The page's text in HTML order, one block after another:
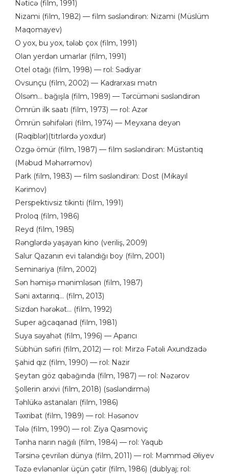
Nəticə (film, 1991)
Nizami (film, 1982) — film səsləndirən: Nizami (Müslüm
Maqomayev)
O yox, bu yox, tələb çox (film, 1991)
Olan yerdən umarlar (film, 1991)
Otel otağı (film, 1998) — rol: Sədiyar
Ovsunçu (film, 2002) — Kadrarxası mətn
Ölsəm... bağışla (film, 1989) — Tərcüməni səsləndirən
Ömrün ilk saatı (film, 1973) — rol: Azər
Ömrün səhifələri (film, 1974) — Meyxana deyən
(Rəqiblər)(titrlərdə yoxdur)
Özgə ömür (film, 1987) — film səsləndirən: Müstəntiq
(Məbud Məhərrəmov)
Park (film, 1983) — film səsləndirən: Dost (Mikayıl
Kərimov)
Perspektivsiz tikinti (film, 1991)
Proloq (film, 1986)
Reyd (film, 1985)
Rənglərdə yaşayan kino (veriliş, 2009)
Salur Qazanın evi talandığı boy (film, 2001)
Seminariya (film, 2002)
Sən həmişə mənimləsən (film, 1987)
Səni axtarırıq... (film, 2013)
Sizdən hərəkət... (film, 1992)
Super ağcaqanad (film, 1981)
Suya səyahət (film, 1996) — Aparıcı
Sübhün səfiri (film, 2012) — rol: Mirzə Fətəli Axundzadə
Şahid qız (film, 1990) — rol: Nazir
Şeytan göz qabağında (film, 1987) — rol: Nəzərov
Şollerin arxivi (film, 2018) (səsləndirmə)
Təhlükə astanaları (film, 1986)
Təxribat (film, 1989) — rol: Həsənov
Tələ (film, 1990) — rol: Ziya Qasımoviç
Tənha narın nağılı (film, 1984) — rol: Yaqub
Tərsinə çevrilən dünya (film, 2011) — rol: Məmməd Əliyev
Təzə evlənənlər üçün çətir (film, 1986) (dublyaj; rol: